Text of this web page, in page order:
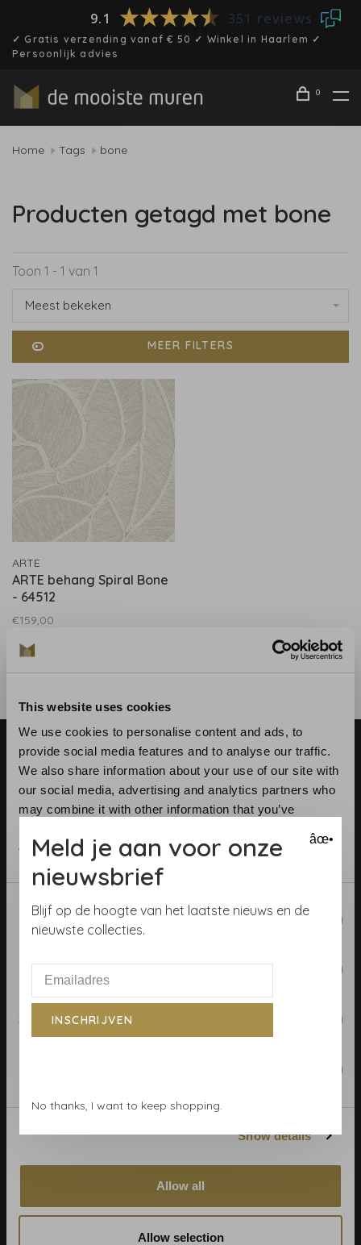
This website uses cookies
We use cookies to personalise content and ads, to
provide social media features and to analyse our traffic.
We also share information about your use of our site with
our social media, advertising and analytics partners who
may combine it with other information that you’ve
of their services.
Consent
Selection
Necessary
Statistics
Show details
Allow all
Allow selection
9.1 351 reviews
✓ Gratis verzending vanaf € 50 ✓ Winkel in Haarlem ✓
Persoonlijk advies
0
Home Tags bone
Producten getagd met bone
Toon 1 - 1 van 1
Meest bekeken
MEER FILTERS
ARTE
ARTE behang Spiral Bone
- 64512
€159,00
Telefoon:+31 (0)23 531 90 08
E-mail:info@demooistemuren.nl
Adres:Zijlstraat 83, Haarlem
Algemene voorwaarden
Behangrollen berekenen
Behangwinkel Haarlem
Contact & adres
Cookie- en privacyverklaring
Help, mijn man is klusser
Hoe behangen?
âœ•
Meld je aan voor onze
nieuwsbrief
Blijf op de hoogte van het laatste nieuws en de
nieuwste collecties.
INSCHRIJVEN
No thanks, I want to keep shopping.